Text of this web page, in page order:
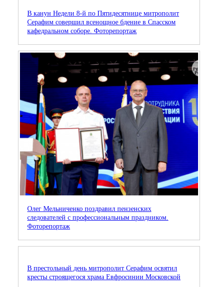
В канун Недели 8-й по Пятидесятнице митрополит
Серафим совершил всенощное бдение в Спасском
кафедральном соборе. Фоторепортаж
Олег Мельниченко поздравил пензенских
следователей с профессиональным праздником.
Фоторепортаж
В престольный день митрополит Серафим освятил
кресты строящегося храма Евфросинии Московской